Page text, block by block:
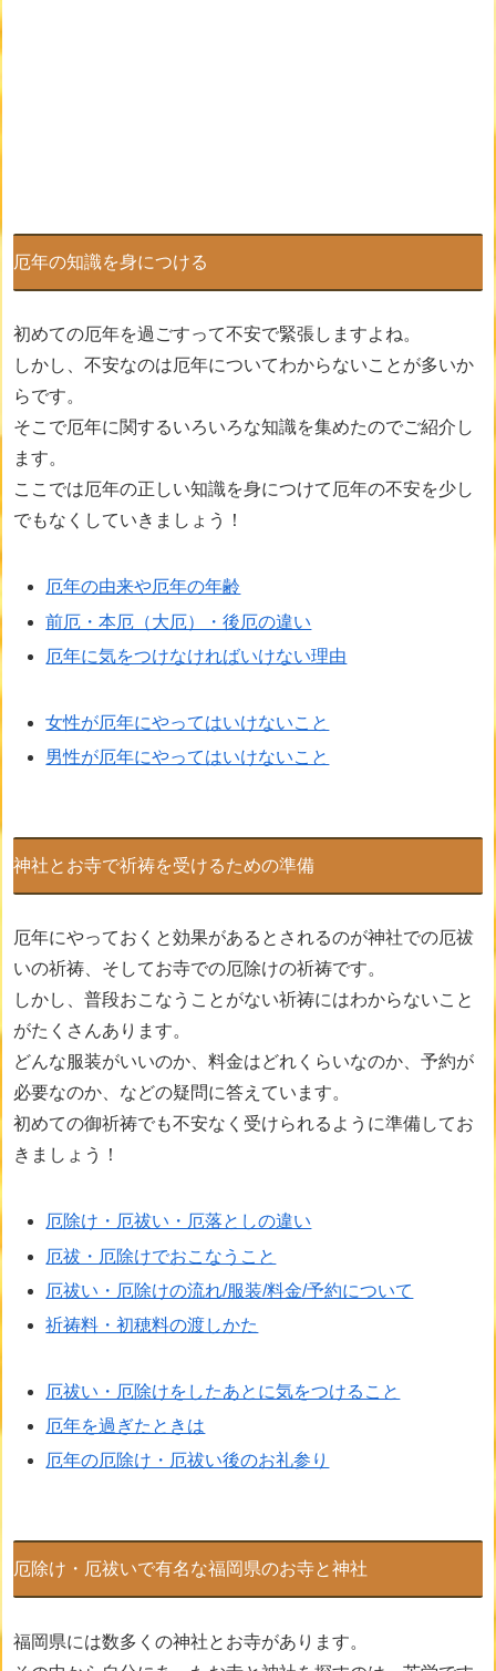
厄年の知識を身につける
初めての厄年を過ごすって不安で緊張しますよね。
しかし、不安なのは厄年についてわからないことが多いか
らです。
そこで厄年に関するいろいろな知識を集めたのでご紹介し
ます。
ここでは厄年の正しい知識を身につけて厄年の不安を少し
でもなくしていきましょう！
厄年の由来や厄年の年齢
前厄・本厄（大厄）・後厄の違い
厄年に気をつけなければいけない理由
女性が厄年にやってはいけないこと
男性が厄年にやってはいけないこと
神社とお寺で祈祷を受けるための準備
厄年にやっておくと効果があるとされるのが神社での厄祓
いの祈祷、そしてお寺での厄除けの祈祷です。
しかし、普段おこなうことがない祈祷にはわからないこと
がたくさんあります。
どんな服装がいいのか、料金はどれくらいなのか、予約が
必要なのか、などの疑問に答えています。
初めての御祈祷でも不安なく受けられるように準備してお
きましょう！
厄除け・厄祓い・厄落としの違い
厄祓・厄除けでおこなうこと
厄祓い・厄除けの流れ/服装/料金/予約について
祈祷料・初穂料の渡しかた
厄祓い・厄除けをしたあとに気をつけること
厄年を過ぎたときは
厄年の厄除け・厄祓い後のお礼参り
厄除け・厄祓いで有名な福岡県のお寺と神社
福岡県には数多くの神社とお寺があります。